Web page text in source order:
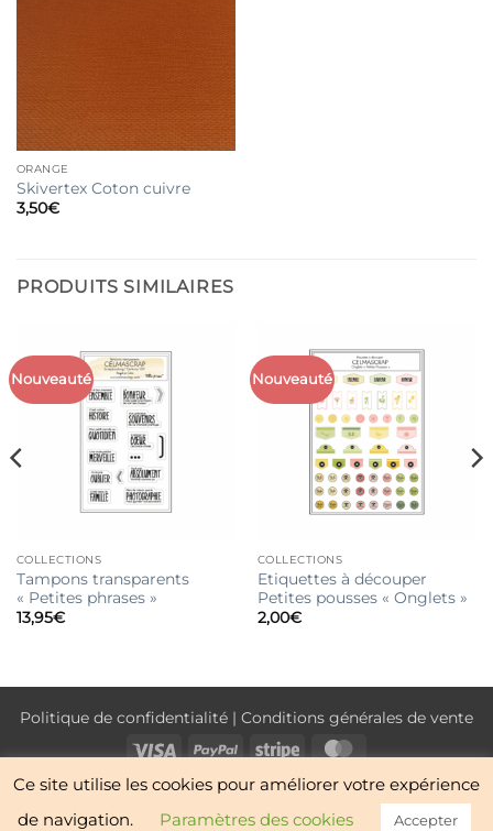
ORANGE
Skivertex Coton cuivre
3,50€
PRODUITS SIMILAIRES
Nouveauté
COLLECTIONS
Tampons transparents
« Petites phrases »
13,95€
Nouveauté
COLLECTIONS
Etiquettes à découper
Petites pousses « Onglets »
2,00€
Politique de confidentialité | Conditions générales de vente
Visa
PayPal Stripe
NOUVEAUTÉS BOUTIQUE CONTACT À PROPOS
Copyright 2026 ©Celmascrap
Ce site utilise les cookies pour améliorer votre expérience
de navigation.
Paramètres des cookies Accepter